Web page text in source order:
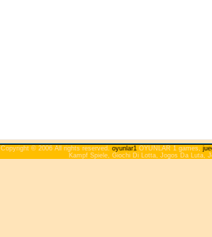
Copyright © 2006 All rights reserved. oyunlar1OYUNLAR 1 games,
Kampf Spiele, Giochi Di Lotta, Jogos Da Luta,